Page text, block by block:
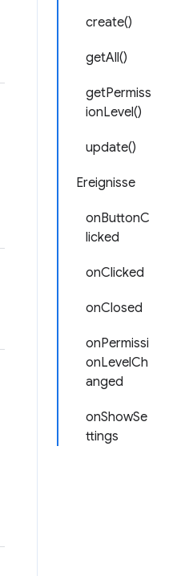
create()
getAll()
getPermiss
ionLevel()
update()
Ereignisse
onButtonC
licked
onClicked
onClosed
onPermissi
onLevelCh
anged
onShowSe
ttings